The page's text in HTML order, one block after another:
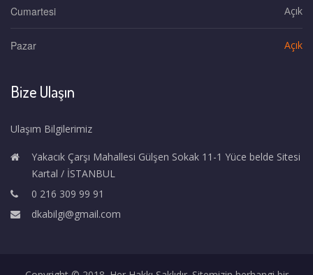
Cumartesi Açık
Pazar Açık
Bize Ulaşın
Ulaşım Bilgilerimiz
Yakacık Çarşı Mahallesi Gülşen Sokak 11-1 Yüce belde Sitesi
Kartal / İSTANBUL
0 216 309 99 91
dkabilgi@gmail.com